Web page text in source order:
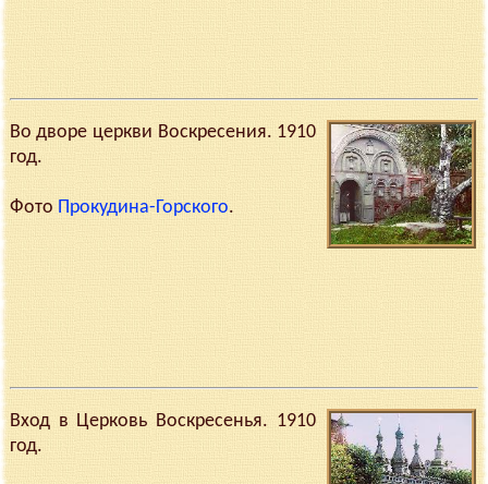
Во дворе церкви Воскресения. 1910
год.
Фото Прокудина-Горского.
Вход в Церковь Воскресенья. 1910
год.